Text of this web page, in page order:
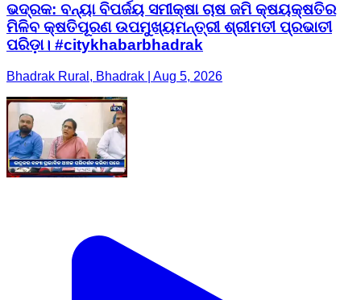
ଭଦ୍ରକ: ବନ୍ୟା ବିପର୍ଜୟ ସମୀକ୍ଷା ଚାଷ ଜମି କ୍ଷୟକ୍ଷତିର
ମିଳିବ କ୍ଷତିପୂରଣ ଉପମୁଖ୍ୟମନ୍ତ୍ରୀ ଶ୍ରୀମତୀ ପ୍ରଭାତୀ
ପରିଡ଼ା। #citykhabarbhadrak
Bhadrak Rural, Bhadrak | Aug 5, 2026